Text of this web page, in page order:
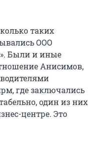
таких
ООО
Были и иные
Анисимов,
где заключались
один из них
центре. Это